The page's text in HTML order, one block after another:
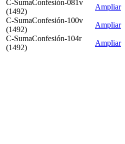
C-SumaConfesión-081v
(1492)
Ampliar
C-SumaConfesión-100v
(1492)
Ampliar
C-SumaConfesión-104r
(1492)
Ampliar